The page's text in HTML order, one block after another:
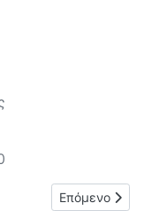
Επόμενο
Επόμενο